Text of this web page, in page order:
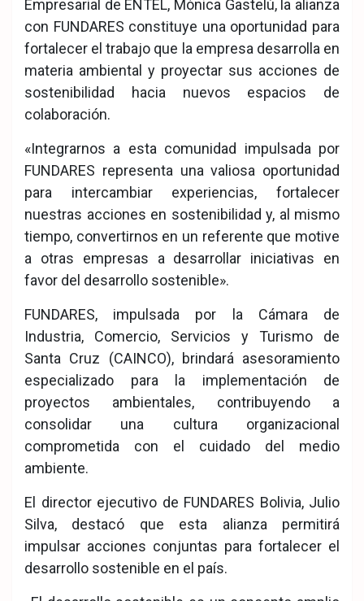
Empresarial de ENTEL, Mónica Gastelú, la alianza
con FUNDARES constituye una oportunidad para
fortalecer el trabajo que la empresa desarrolla en
materia ambiental y proyectar sus acciones de
sostenibilidad hacia nuevos espacios de
colaboración.
«Integrarnos a esta comunidad impulsada por
FUNDARES representa una valiosa oportunidad
para intercambiar experiencias, fortalecer
nuestras acciones en sostenibilidad y, al mismo
tiempo, convertirnos en un referente que motive
a otras empresas a desarrollar iniciativas en
favor del desarrollo sostenible».
FUNDARES, impulsada por la Cámara de
Industria, Comercio, Servicios y Turismo de
Santa Cruz (CAINCO), brindará asesoramiento
especializado para la implementación de
proyectos ambientales, contribuyendo a
consolidar una cultura organizacional
comprometida con el cuidado del medio
ambiente.
El director ejecutivo de FUNDARES Bolivia, Julio
Silva, destacó que esta alianza permitirá
impulsar acciones conjuntas para fortalecer el
desarrollo sostenible en el país.